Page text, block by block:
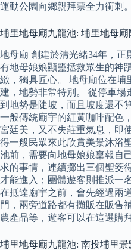
運動公園向鄉親拜票全力衝刺。
埔里地母廟九龍池: 埔里地母廟
地母廟 創建於清光緒34年，
有地母娘娘顯靈拯救眾生的神
緻，獨具匠心。 地母廟位在埔
建，地勢非常特別。 從停車場
到地勢是陡坡，而且坡度還不
一般傳統廟宇的紅黃咖啡配色
宮廷美，又不失莊重氣息，即
得一般民眾來此欣賞美景沐浴
池前，需要向地母娘娘稟報自
求的事情，連續擲出三個聖筊
才能進入；團體遊客則推派一
在抵達廟宇之前，會先經過兩
門，兩旁道路都有攤販在販售
農產品等，遊客可以在這選購
埔里地母廟九龍池: 南投埔里